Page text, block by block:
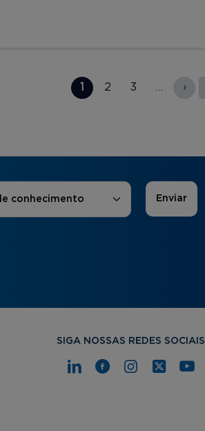
1 2 3 … ›
Interesse
conhecimento
SIGA NOSSAS REDES SOCIAIS